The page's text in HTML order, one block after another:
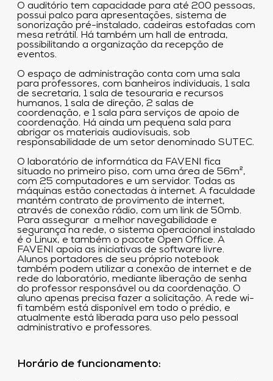
O auditório tem capacidade para até 200 pessoas,
possui palco para apresentações, sistema de
sonorização pré-instalado, cadeiras estofadas com
mesa retrátil. Há também um hall de entrada,
possibilitando a organização da recepção de
eventos.
O espaço de administração conta com uma sala
para professores, com banheiros individuais, 1 sala
de secretaria, 1 sala de tesouraria e recursos
humanos, 1 sala de direção, 2 salas de
coordenação, e 1 sala para serviços de apoio de
coordenação. Há ainda um pequena sala para
abrigar os materiais audiovisuais, sob
responsabilidade de um setor denominado SUTEC.
O laboratório de informática da FAVENI fica
situado no primeiro piso, com uma área de 56m²,
com 25 computadores e um servidor. Todas as
máquinas estão conectadas à internet. A faculdade
mantém contrato de provimento de internet,
através de conexão rádio, com um link de 50mb.
Para assegurar a melhor navegabilidade e
segurança na rede, o sistema operacional instalado
é o Linux, e também o pacote Open Office. A
FAVENI apoia as iniciativas de software livre.
Alunos portadores de seu próprio notebook
também podem utilizar a conexão de internet e de
rede do laboratório, mediante liberação de senha
do professor responsável ou da coordenação. O
aluno apenas precisa fazer a solicitação. A rede wi-
fi também está disponível em todo o prédio, e
atualmente está liberada para uso pelo pessoal
administrativo e professores.
Horário de funcionamento: